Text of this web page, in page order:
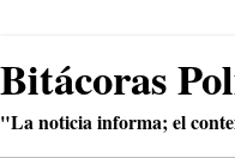
Bitácoras
"La noticia informa; el